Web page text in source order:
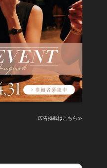
広告掲載はこちら≫